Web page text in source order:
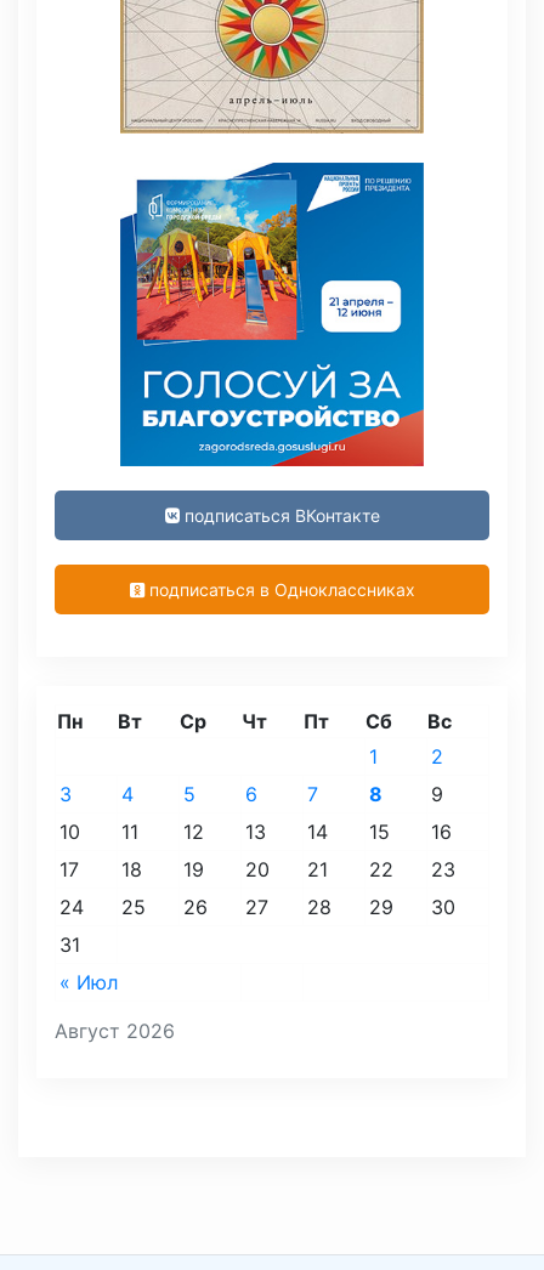
подписаться ВКонтакте
подписаться в Одноклассниках
Август 2026
Пн Вт Ср Чт Пт Сб Вс
« Июл
1
2
3
4 5 6 7 8
9
10
11 12 13 14 15
16
17
18 19 20 21 22
23
24
25 26 27 28 29
30
31